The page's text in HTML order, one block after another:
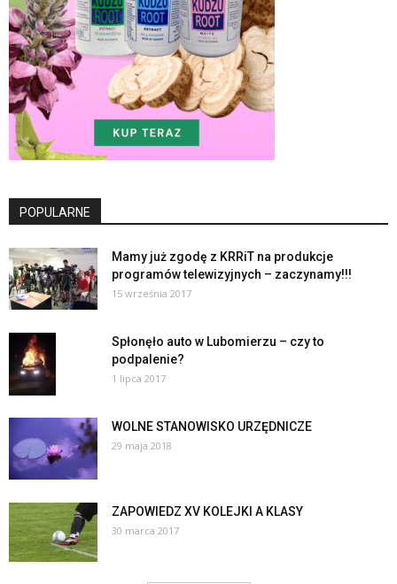
POPULARNE
Mamy już zgodę z KRRiT na produkcje
programów telewizyjnych – zaczynamy!!!
15 września 2017
Spłonęło auto w Lubomierzu – czy to
podpalenie?
1 lipca 2017
WOLNE STANOWISKO URZĘDNICZE
29 maja 2018
ZAPOWIEDZ XV KOLEJKI A KLASY
30 marca 2017